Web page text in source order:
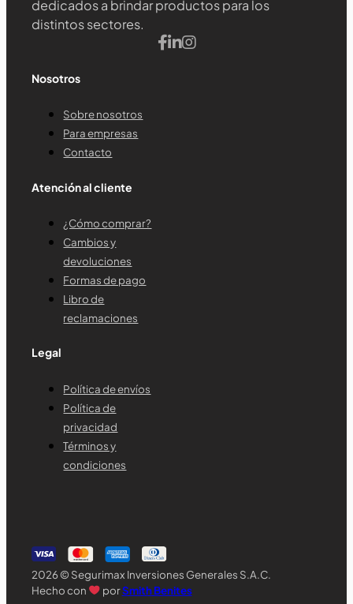
dedicados a brindar productos para los
distintos sectores.
Nosotros
Sobre nosotros
Para empresas
Contacto
Atención al cliente
¿Cómo comprar?
Cambios y
devoluciones
Formas de pago
Libro de
reclamaciones
Legal
Política de envíos
Política de
privacidad
Términos y
condiciones
2026 © Segurimax Inversiones Generales S.A.C.
Hecho con
porSmith Benites